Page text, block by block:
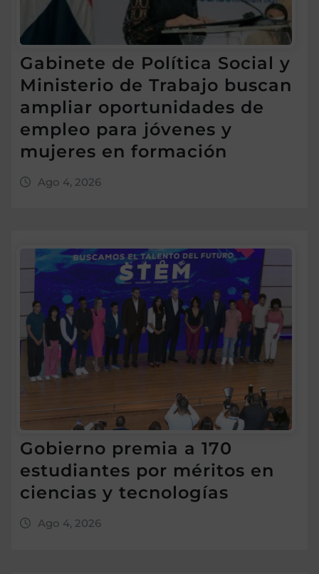
Gabinete de Política Social y
Ministerio de Trabajo buscan
ampliar oportunidades de
empleo para jóvenes y
mujeres en formación
Ago 4, 2026
Gobierno premia a 170
estudiantes por méritos en
ciencias y tecnologías
Ago 4, 2026